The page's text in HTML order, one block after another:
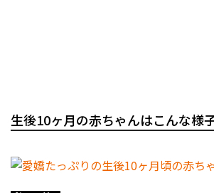
生後10ヶ月の赤ちゃんはこんな様